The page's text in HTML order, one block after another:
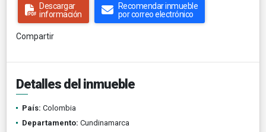
Descargar
información
Recomendar inmueble
por correo electrónico
Compartir
Detalles del inmueble
País: Colombia
Departamento: Cundinamarca